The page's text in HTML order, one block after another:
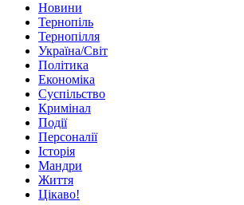
Новини
Тернопіль
Тернопілля
Україна/Світ
Політика
Економіка
Суспільство
Кримінал
Події
Персоналії
Історія
Мандри
Життя
Цікаво!